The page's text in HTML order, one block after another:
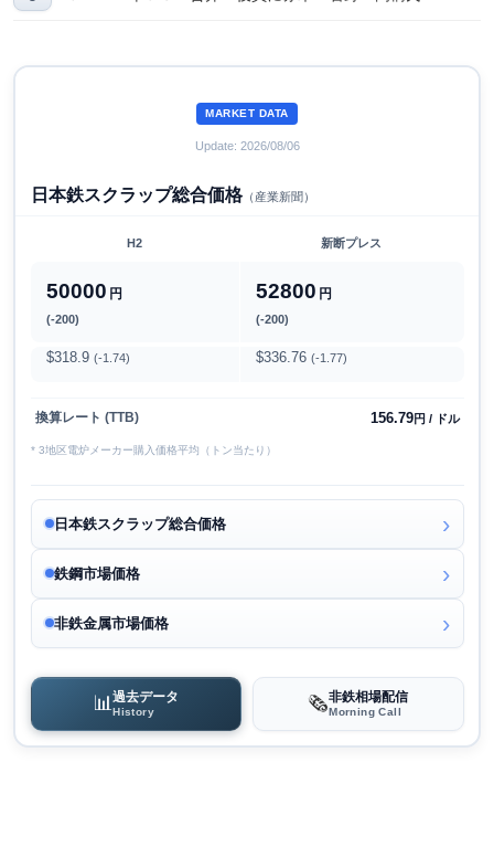
MARKET DATA
Update: 2026/08/06
日本鉄スクラップ総合価格（産業新聞）
H2 新断プレス
50000 円
(-200)
52800 円
(-200)
$318.9 (-1.74) $336.76 (-1.77)
換算レート (TTB) 156.79円 / ドル
* 3地区電炉メーカー購入価格平均（トン当たり）
日本鉄スクラップ総合価格
鉄鋼市場価格
非鉄金属市場価格
📊過去データ
History 🗞️非鉄相場配信
Morning Call